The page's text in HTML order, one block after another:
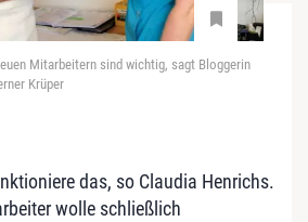
Mitarbeitern sind wichtig, sagt Bloggerin
Krüper
das, so Claudia Henrichs.
wolle schließlich